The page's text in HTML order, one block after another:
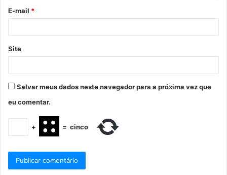
E-mail *
Site
Salvar meus dados neste navegador para a próxima vez que
eu comentar.
+ = cinco